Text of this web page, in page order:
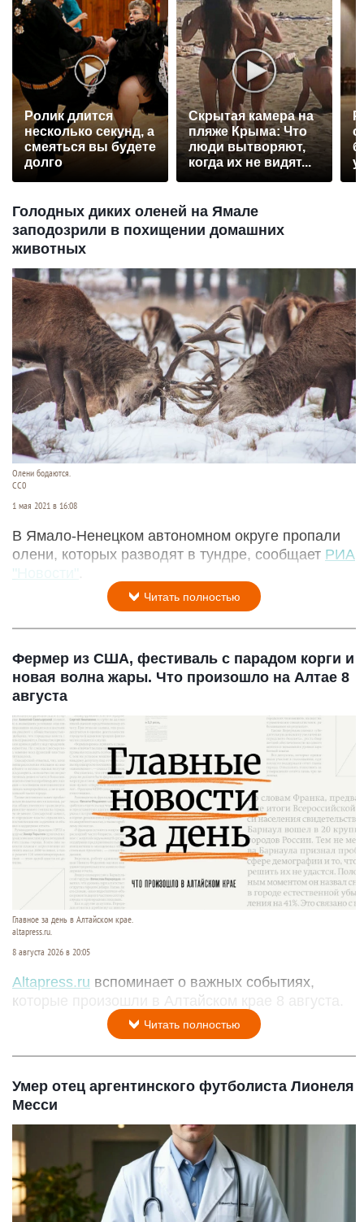
Ролик длится
несколько секунд, а
смеяться вы будете
долго
Скрытая камера на
пляже Крыма: Что
люди вытворяют,
когда их не видят...
Голодных диких оленей на Ямале
заподозрили в похищении домашних
животных
Олени бодаются.
СС0
1 мая 2021 в 16:08
В Ямало-Ненецком автономном округе пропали
олени, которых разводят в тундре, сообщает РИА
"Новости"
Читать полностью
Фермер из США, фестиваль с парадом корги и
новая волна жары. Что произошло на Алтае 8
августа
Главное за день в Алтайском крае.
altapress.ru.
8 августа 2026 в 20:05
Altapress.ru вспоминает о важных событиях,
которые произошли в Алтайском крае 8 августа.
Читать полностью
Умер отец аргентинского футболиста Лионеля
Месси